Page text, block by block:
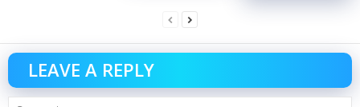
LEAVE A REPLY